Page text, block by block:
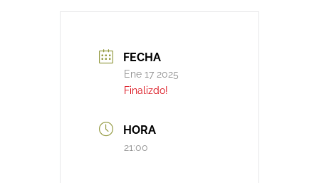
FECHA
Ene 17 2025
Finalizdo!
HORA
21:00